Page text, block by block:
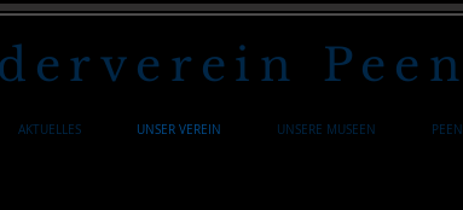
AKTUELLES UNSER VEREIN UNSERE MUSEEN